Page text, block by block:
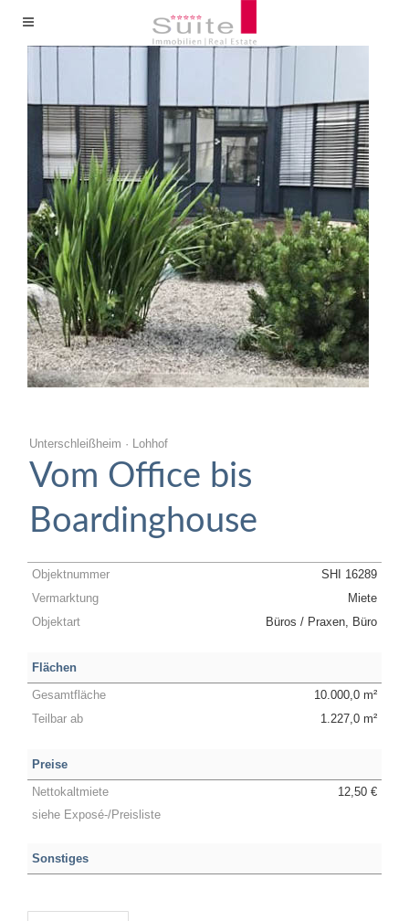
Unterschleißheim · Lohhof
Vom Office bis
Boardinghouse
Objektnummer
SHI 16289
Vermarktung
Miete
Objektart
Büros / Praxen, Büro
Flächen
Gesamtfläche
10.000,0 m²
Teilbar ab
1.227,0 m²
Preise
Nettokaltmiete
12,50 €
siehe Exposé-/Preisliste
Sonstiges